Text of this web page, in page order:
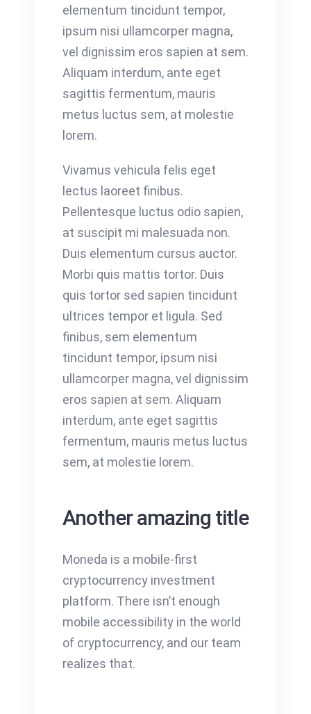
elementum tincidunt tempor,
ipsum nisi ullamcorper magna,
vel dignissim eros sapien at sem.
Aliquam interdum, ante eget
sagittis fermentum, mauris
metus luctus sem, at molestie
lorem.
Vivamus vehicula felis eget
lectus laoreet finibus.
Pellentesque luctus odio sapien,
at suscipit mi malesuada non.
Duis elementum cursus auctor.
Morbi quis mattis tortor. Duis
quis tortor sed sapien tincidunt
ultrices tempor et ligula. Sed
finibus, sem elementum
tincidunt tempor, ipsum nisi
ullamcorper magna, vel dignissim
eros sapien at sem. Aliquam
interdum, ante eget sagittis
fermentum, mauris metus luctus
sem, at molestie lorem.
Another amazing title
Moneda is a mobile-first
cryptocurrency investment
platform. There isn’t enough
mobile accessibility in the world
of cryptocurrency, and our team
realizes that.